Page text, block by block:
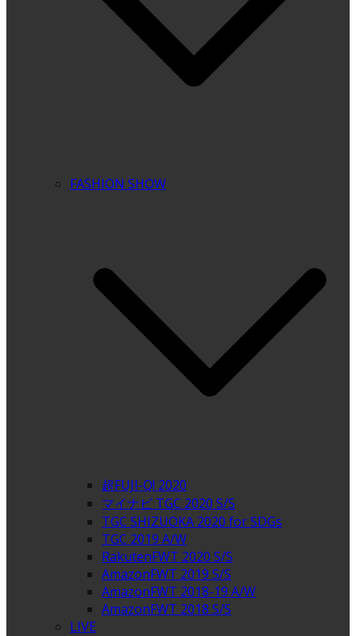
FASHION SHOW
超FUJI-Q! 2020
マイナビ TGC 2020 S/S
TGC SHIZUOKA 2020 for SDGs
TGC 2019 A/W
RakutenFWT 2020 S/S
AmazonFWT 2019 S/S
AmazonFWT 2018-19 A/W
AmazonFWT 2018 S/S
LIVE